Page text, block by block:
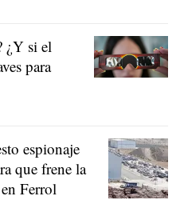
¿Y si el
para
espionaje
que frene la
Ferrol